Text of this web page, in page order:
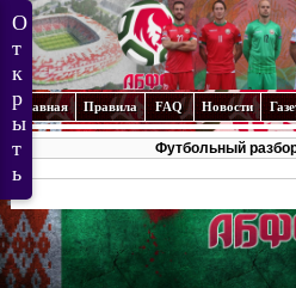
Главная Правила FAQ Новости
Футбольный